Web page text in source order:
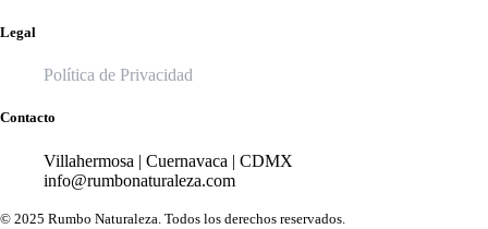
Legal
Política de Privacidad
Contacto
Villahermosa | Cuernavaca | CDMX
info@rumbonaturaleza.com
© 2025 Rumbo Naturaleza. Todos los derechos reservados.